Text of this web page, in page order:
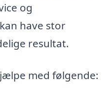
og
have stor
resultat.
med følgende: